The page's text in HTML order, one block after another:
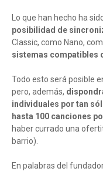
Lo que han hecho ha
posibilidad de
Classic, como Nano,
sistemas compatibles
Todo esto será posible
pero, además,
individuales por tan
hasta 100 canciones
haber currado una
barrio).
En palabras del